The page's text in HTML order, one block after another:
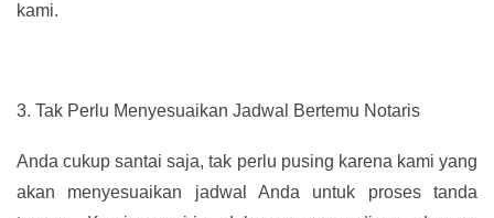
kami.
3. Tak Perlu Menyesuaikan Jadwal Bertemu Notaris
Anda cukup santai saja, tak perlu pusing karena kami yang
akan menyesuaikan jadwal Anda untuk proses tanda